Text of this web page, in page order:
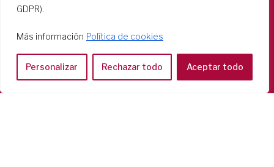
GDPR).
Más información Política de cookies
Personalizar Rechazar todo Aceptar todo
Casa Generalizia
Tel: 06 58 23 03 32 or 06 58 20 31 17